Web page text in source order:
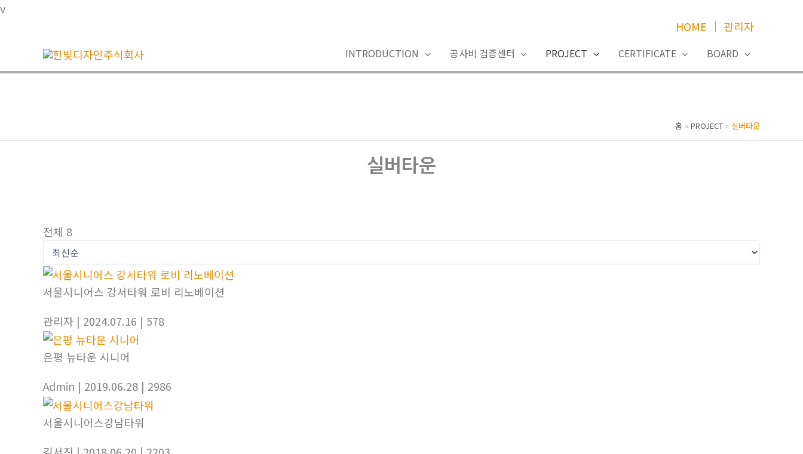
v콘
건
HOME │ 관리자
INTRODUCTION 공사비 검증센터 PROJECT CERTIFICATE BOARD
홈 PROJECT 실버타운
실버타운
전체 8
서울시니어스 강서타워 로비 리노베이션
관리자 | 2024.07.16 | 578
은평 뉴타운 시니어
Admin | 2019.06.28 | 2986
서울시니어스강남타워